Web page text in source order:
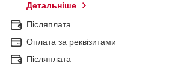
Детальніше
Післяплата
Оплата за реквізитами
Післяплата